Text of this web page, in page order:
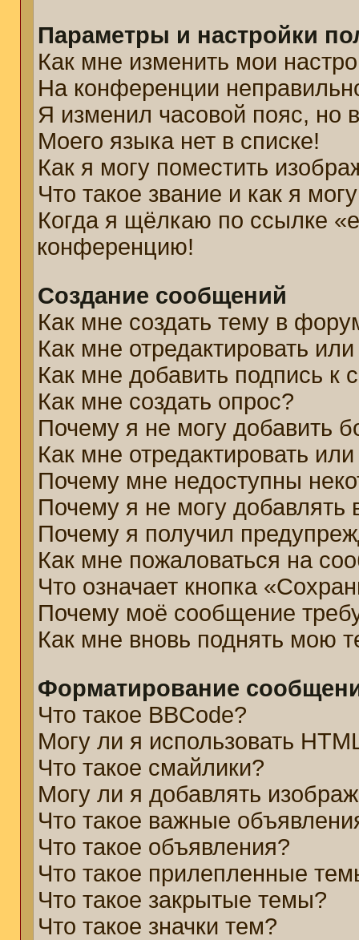
Параметры и настройки
Как мне изменить мои
На конференции
Я изменил часовой пояс, но
Моего языка нет в списке!
Как я могу поместить
Что такое звание и как я
Когда я щёлкаю по ссылке
конференцию!
Создание сообщений
Как мне создать тему в
Как мне отредактировать
Как мне добавить подпись
Как мне создать опрос?
Почему я не могу добавить
Как мне отредактировать
Почему мне недоступны
Почему я не могу добавлять
Почему я получил
Как мне пожаловаться на
Что означает кнопка
Почему моё сообщение
Как мне вновь поднять мою
Форматирование
Что такое BBCode?
Могу ли я использовать
Что такое смайлики?
Могу ли я добавлять
Что такое важные
Что такое объявления?
Что такое прилепленные
Что такое закрытые темы?
Что такое значки тем?